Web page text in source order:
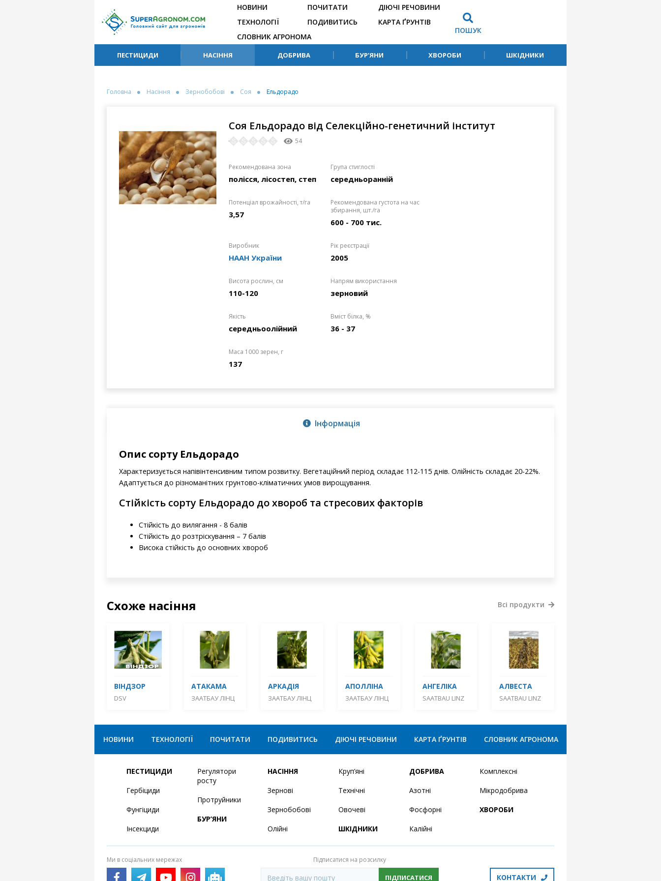
НОВИНИ
ТЕХНОЛОГІЇ
ПОЧИТАТИ
ПОДИВИТИСЬ
ДІЮЧІ РЕЧОВИНИ
КАРТА ҐРУНТІВ
СЛОВНИК АГРОНОМА
ПОШУК
ПЕСТИЦИДИ НАСІННЯ ДОБРИВА БУР’ЯНИ ХВОРОБИ ШКІДНИКИ
Головна Насіння Зернобобові Соя Ельдорадо
Соя Ельдорадо від Селекційно-генетичний інститут
54
Рекомендована зона
полісся, лісостеп, степ
Група стиглості
середньоранній
Потенціал врожайності, т/га
3,57
Рекомендована густота на час
збирання, шт./га
600 - 700 тис.
Виробник
НААН України
Рік реєстрації
2005
Висота рослин, см
110-120
Напрям використання
зерновий
Якість
середньоолійний
Вміст білка, %
36 - 37
Маса 1000 зерен, г
137
Інформація
Опис сорту Ельдорадо
Характеризується напівінтенсивним типом розвитку. Вегетаційний період складає 112-115 днів. Олійність складає 20-22%.
Адаптується до різноманітних грунтово-кліматичних умов вирощування.
Стійкість сорту Ельдорадо до хвороб та стресових факторів
Стійкість до вилягання - 8 балів
Стійкість до розтріскування – 7 балів
Висока стійкість до основних хвороб
Схоже насіння
ВІНДЗОР
DSV
АТАКАМА
ЗААТБАУ ЛІНЦ
АРКАДІЯ
ЗААТБАУ ЛІНЦ
АПОЛЛІНА
ЗААТБАУ ЛІНЦ
АНГЕЛІКА
SAATBAU LINZ
АЛВЕСТА
SAATBAU LINZ
Всі продукти
НОВИНИ ТЕХНОЛОГІЇ ПОЧИТАТИ ПОДИВИТИСЬ ДІЮЧІ РЕЧОВИНИ КАРТА ҐРУНТІВ СЛОВНИК АГРОНОМА
ПЕСТИЦИДИ
Гербіциди
Фунгіциди
Інсекциди
Регулятори
росту
Протруйники
БУР’ЯНИ
НАСІННЯ
Зернові
Зернобобові
Олійні
Круп’яні
Технічні
Овочеві
ШКІДНИКИ
ДОБРИВА
Азотні
Фосфорні
Калійні
Комплексні
Мікродобрива
ХВОРОБИ
Ми в соціальних мережах Підписатися на розсилку
ПІДПИСАТИСЯ КОНТАКТИ